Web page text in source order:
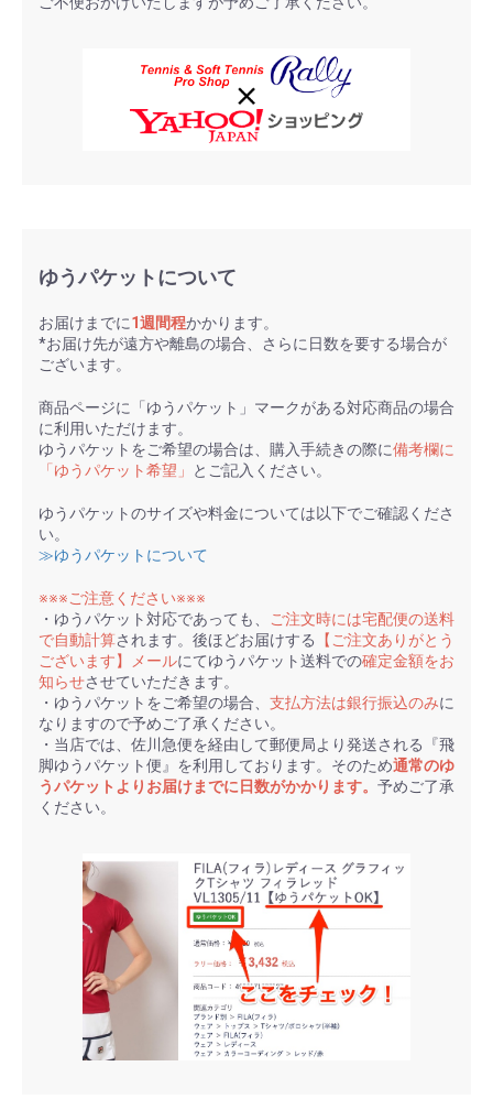
ゆうパケットについて
お届けまでに1週間程かかります。
*お届け先が遠方や離島の場合、さらに日数を要する場合が
ございます。
商品ページに「ゆうパケット」マークがある対応商品の場合
に利用いただけます。
ゆうパケットをご希望の場合は、購入手続きの際に備考欄に
「ゆうパケット希望」
とご記入ください。
ゆうパケットのサイズや料金については以下でご確認くださ
い。
≫ゆうパケットについて
※※※ご注意ください※※※
・ゆうパケット対応であっても、
ご注文時には宅配便の送料
で自動計算されます。後ほどお届けする
【ご注文ありがとう
ございます】メールにてゆうパケット送料での確定金額をお
知らせさせていただきます。
・ゆうパケットをご希望の場合、 支払方法は銀行振込のみに
なりますので予めご了承ください。
・当店では、佐川急便を経由して郵便局より発送される『飛
脚ゆうパケット便』を利用しております。そのため通常のゆ
うパケットよりお届けまでに日数がかかります。 予めご了承
ください。